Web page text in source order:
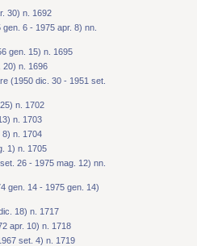
30) n. 1692
6 - 1975 apr. 8) nn.
gen. 15) n. 1695
20) n. 1696
(1950 dic. 30 - 1951 set.
n. 1702
n. 1703
8) n. 1704
1) n. 1705
26 - 1975 mag. 12) nn.
gen. 14 - 1975 gen. 14)
18) n. 1717
apr. 10) n. 1718
set. 4) n. 1719